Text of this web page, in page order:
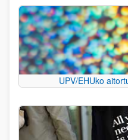
UPV/EHUko